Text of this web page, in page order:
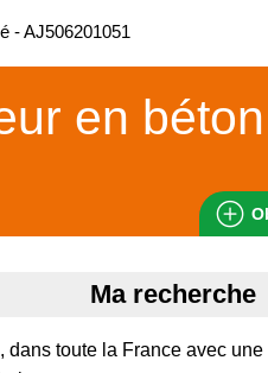
- AJ506201051
en
Ma recherche
dans toute la France avec